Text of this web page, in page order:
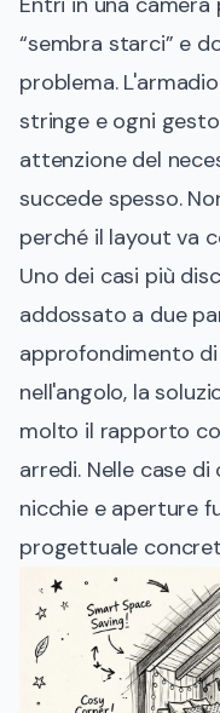
“sembra starci” e
problema.
stringe e ogni
attenzione del
succede spesso.
perché il layout va
Uno dei casi più
addossato a due
approfondimento
nell'angolo, la
molto il rapporto
arredi. Nelle case
nicchie e aperture
progettuale